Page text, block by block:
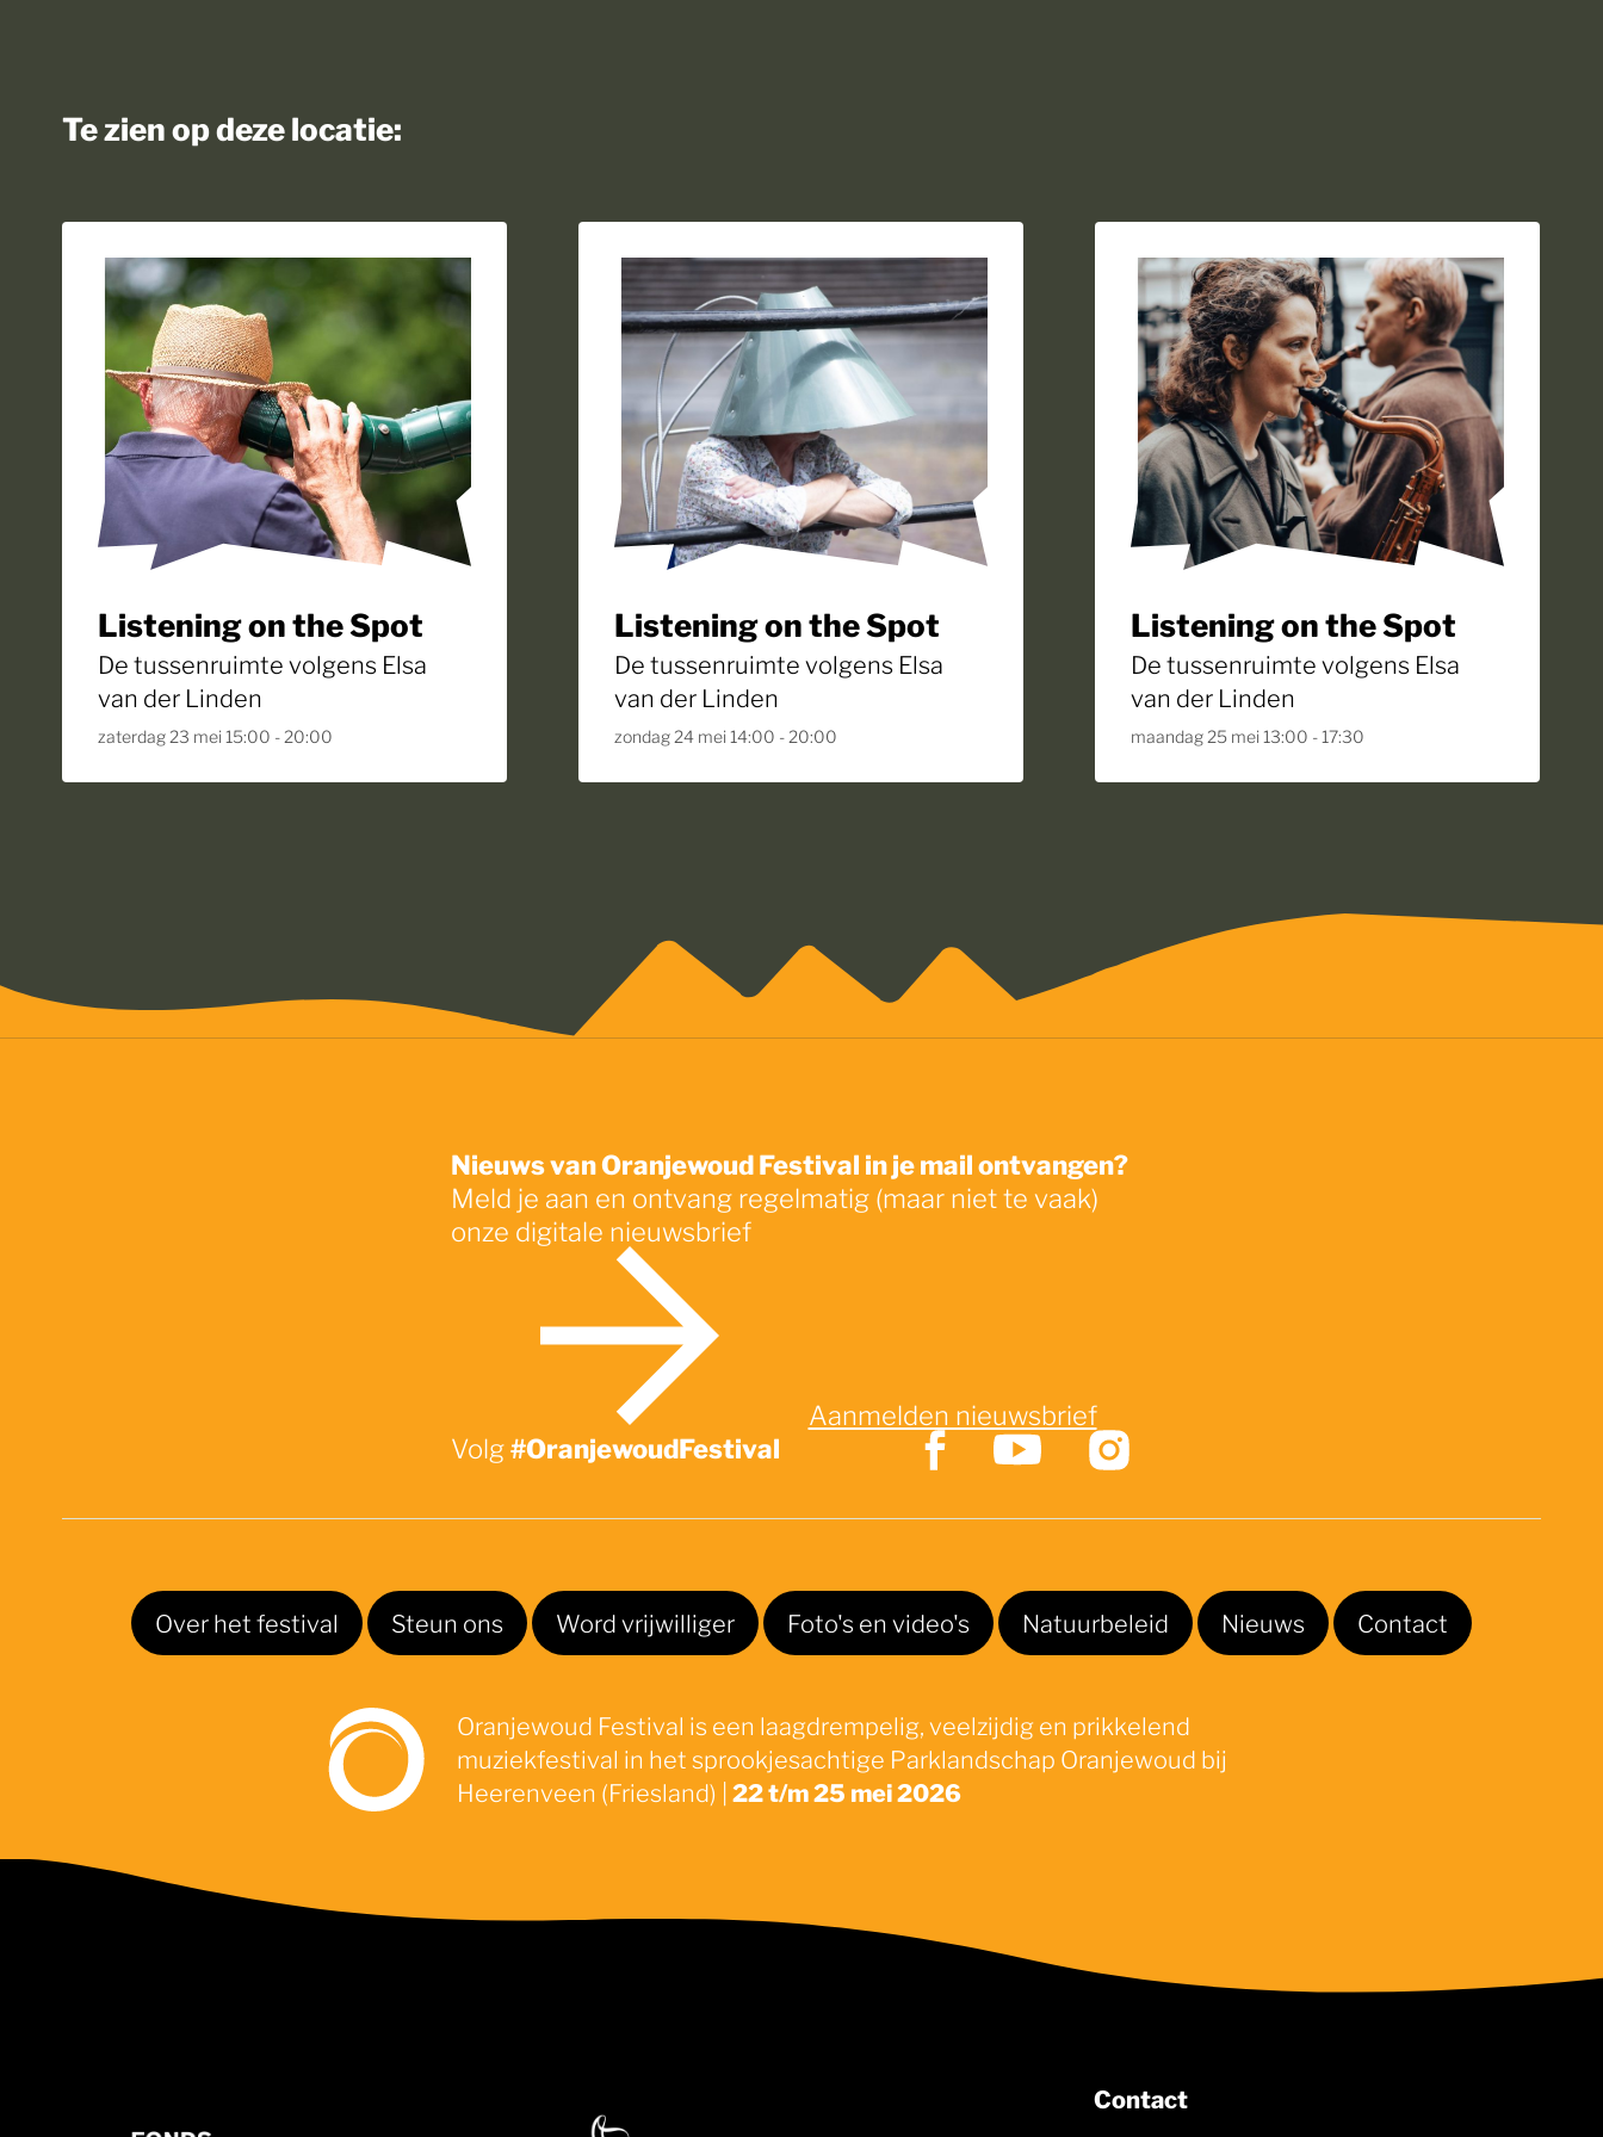
Te zien op deze locatie:
Listening on the Spot
De tussenruimte volgens Elsa
van der Linden
zaterdag 23 mei 15:00 - 20:00
Listening on the Spot
De tussenruimte volgens Elsa
van der Linden
zondag 24 mei 14:00 - 20:00
Listening on the Spot
De tussenruimte volgens Elsa
van der Linden
maandag 25 mei 13:00 - 17:30
Nieuws van Oranjewoud Festival in je mail ontvangen?
Meld je aan en ontvang regelmatig (maar niet te vaak)
onze digitale nieuwsbrief
Aanmelden nieuwsbrief
Volg#OranjewoudFestival
Over het festival Steun ons Word vrijwilliger Foto's en video's Natuurbeleid Nieuws Contact
Oranjewoud Festival is een laagdrempelig, veelzijdig en prikkelend
muziekfestival in het sprookjesachtige Parklandschap Oranjewoud bij
Heerenveen (Friesland) |22 t/m 25 mei 2026
Contact